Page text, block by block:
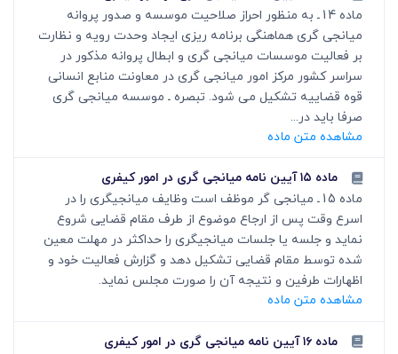
ماده 14ـ به منظور احراز صلاحیت موسسه و صدور پروانه
میانجی گری هماهنگی برنامه ریزی ایجاد وحدت رویه و نظارت
بر فعالیت موسسات میانجی گری و ابطال پروانه مذکور در
سراسر کشور مرکز امور میانجی گری در معاونت منابع انسانی
قوه قضاییه تشکیل می شود. تبصره ـ موسسه میانجی گری
صرفا باید در...
مشاهده متن ماده
ماده ۱۵ آیین نامه میانجی گری در امور کیفری
ماده 15ـ میانجی گر‏ موظف است وظایف میانجی‏گری را در
اسرع وقت پس از ارجاع موضوع از طرف مقام قضایی شروع
نماید و جلسه یا جلسات میانجی‏گری را حداکثر در مهلت معین
شده توسط مقام قضایی تشکیل دهد و گزارش فعالیت خود و
اظهارات طرفین و نتیجه آن را صورت مجلس نماید.
مشاهده متن ماده
ماده ۱۶ آیین نامه میانجی گری در امور کیفری